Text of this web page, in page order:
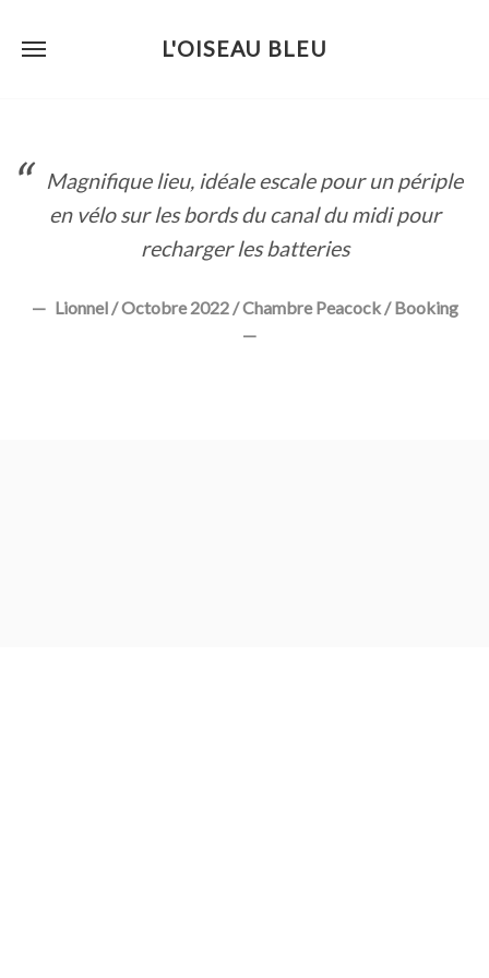
content
L'OISEAU BLEU
Magnifique lieu, idéale escale pour un périple
en vélo sur les bords du canal du midi pour
recharger les batteries
Lionnel / Octobre 2022 / Chambre Peacock / Booking